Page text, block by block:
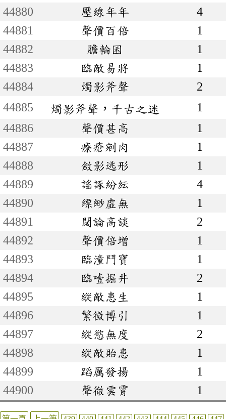
44880
壓線年年
4
44881
聲價百倍
1
44882
膽輪囷
1
44883
臨敵易將
1
44884
燭影斧聲
2
44885
燭影斧聲，千古之迷
1
44886
聲價甚高
1
44887
療瘡剜肉
1
44888
斂影逃形
1
44889
謠諑紛紜
4
44890
縹緲虛無
1
44891
闊論高談
2
44892
聲價倍增
1
44893
臨潼鬥寶
1
44894
臨噎掘井
2
44895
縱敵患生
1
44896
繁徵博引
1
44897
縱慾無度
2
44898
縱敵貽患
1
44899
蹈厲發揚
1
44900
聲徹雲霄 1